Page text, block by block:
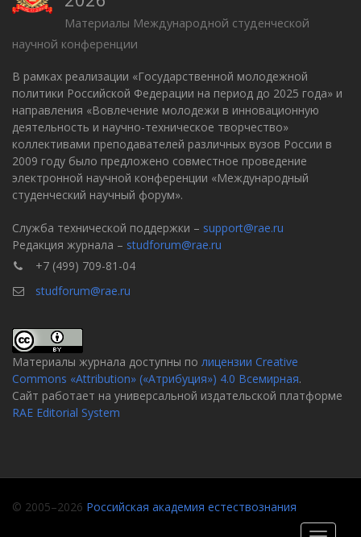
Материалы Международной студенческой
научной конференции
В рамках реализации «Государственной молодежной
политики Российской Федерации на период до 2025 года» и
направления «Вовлечение молодежи в инновационную
деятельность и научно-техническое творчество»
коллективами преподавателей различных вузов России в
2009 году было предложено совместное проведение
электронной научной конференции «Международный
студенческий научный форум».
Служба технической поддержки – support@rae.ru
Редакция журнала – studforum@rae.ru
+7 (499) 709-81-04
studforum@rae.ru
Материалы журнала доступны по лицензии Creative
Commons «Attribution» («Атрибуция») 4.0 Всемирная.
Сайт работает на универсальной издательской платформе
RAE Editorial System
© 2005–2026 Российская академия естествознания